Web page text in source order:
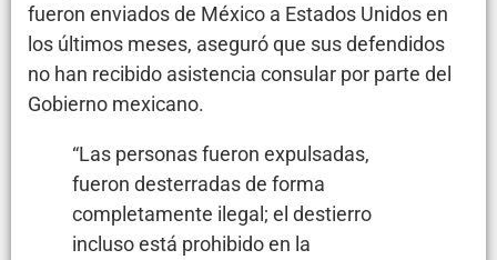
fueron enviados de México a Estados Unidos en
los últimos meses, aseguró que sus defendidos
no han recibido asistencia consular por parte del
Gobierno mexicano.
“Las personas fueron expulsadas,
fueron desterradas de forma
completamente ilegal; el destierro
incluso está prohibido en la